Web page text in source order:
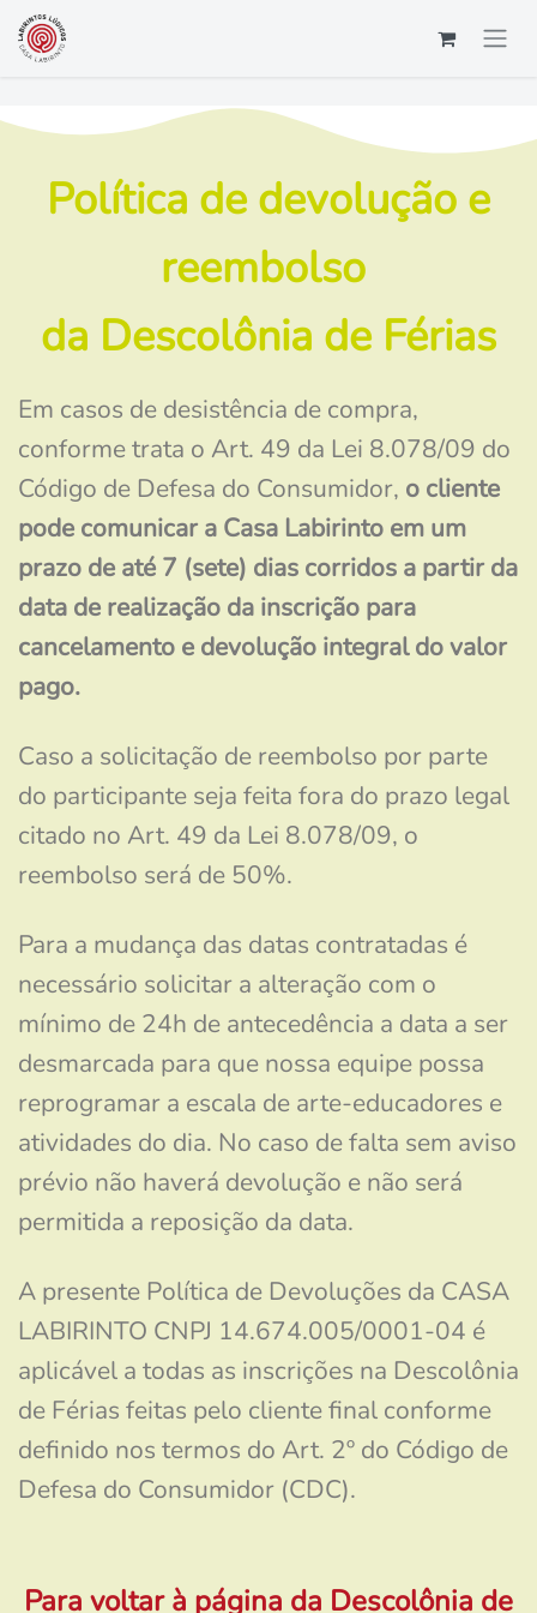
Pular para o conteúdo
Política de devolução e
reembolso
da Descolônia de Férias
Em casos de desistência de compra,
conforme trata o Art. 49 da Lei 8.078/09 do
Código de Defesa do Consumidor, o cliente
pode comunicar a Casa Labirinto em um
prazo de até 7 (sete) dias corridos a partir da
data de realização da inscrição para
cancelamento e devolução integral do valor
pago.
Caso a solicitação de reembolso por parte
do participante seja feita fora do prazo legal
citado no Art. 49 da Lei 8.078/09, o
reembolso será de 50%.
Para a mudança das datas contratadas é
necessário solicitar a alteração com o
mínimo de 24h de antecedência a data a ser
desmarcada para que nossa equipe possa
reprogramar a escala de arte-educadores e
atividades do dia. No caso de falta sem aviso
prévio não haverá devolução e não será
permitida a reposição da data.
A presente Política de Devoluções da CASA
LABIRINTO CNPJ 14.674.005/0001-04 é
aplicável a todas as inscrições na Descolônia
de Férias feitas pelo cliente final conforme
definido nos termos do Art. 2º do Código de
Defesa do Consumidor (CDC).
Para voltar à página da Descolônia de